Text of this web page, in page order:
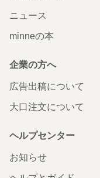
ニュース
minneの本
企業の方へ
広告出稿について
大口注文について
ヘルプセンター
お知らせ